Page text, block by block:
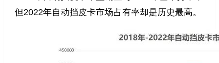
但2022年自动挡皮卡市场占有率却是历史最高。